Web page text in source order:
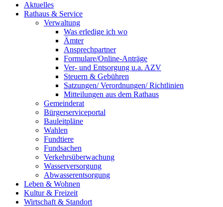
Aktuelles
Rathaus & Service
Verwaltung
Was erledige ich wo
Ämter
Ansprechpartner
Formulare/Online-Anträge
Ver- und Entsorgung u.a. AZV
Steuern & Gebühren
Satzungen/ Verordnungen/ Richtlinien
Mitteilungen aus dem Rathaus
Gemeinderat
Bürgerserviceportal
Bauleitpläne
Wahlen
Fundtiere
Fundsachen
Verkehrsüberwachung
Wasserversorgung
Abwasserentsorgung
Leben & Wohnen
Kultur & Freizeit
Wirtschaft & Standort